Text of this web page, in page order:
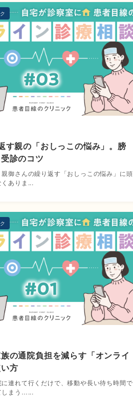
す親の「おしっこの悩み」。膀
診のコツ
御さんの繰り返す「おしっこの悩み」に頭
ありま...
族の通院負担を減らす「オンライ
方
に連れて行くだけで、移動や長い待ち時間で
しまう…...